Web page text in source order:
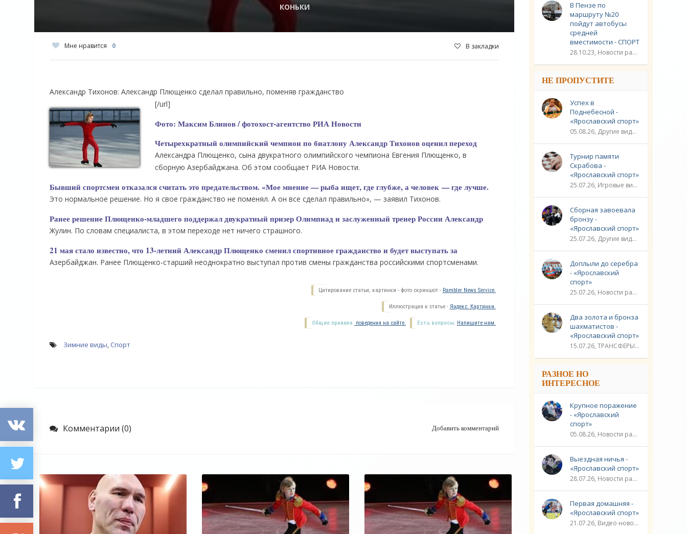
КОНЬКИ
Мне нравится 0 В закладки
Александр Тихонов: Александр Плющенко сделал правильно, поменяв гражданство
[/url]
Фото: Максим Блинов / фотохост-агентство РИА Новости
Четырехкратный олимпийский чемпион по биатлону Александр Тихонов оценил переход
Александра Плющенко, сына двукратного олимпийского чемпиона Евгения Плющенко, в
сборную Азербайджана. Об этом сообщает РИА Новости.
Бывший спортсмен отказался считать это предательством. «Мое мнение — рыба ищет, где глубже, а человек — где лучше.
Это нормальное решение. Но я свое гражданство не поменял. А он все сделал правильно», — заявил Тихонов.
Ранее решение Плющенко-младшего поддержал двукратный призер Олимпиад и заслуженный тренер России Александр
Жулин. По словам специалиста, в этом переходе нет ничего страшного.
21 мая стало известно, что 13-летний Александр Плющенко сменил спортивное гражданство и будет выступать за
Азербайджан. Ранее Плющенко-старший неоднократно выступал против смены гражданства российскими спортсменами.
Цитирование статьи, картинки - фото скриншот - Rambler News Service.
Иллюстрация к статье - Яндекс. Картинки.
Есть вопросы. Напишите нам.
Общие правила поведения на сайте.
Зимние виды, Спорт
Комментарии (0) Добавить комментарий
В Пензе по
маршруту №20
пойдут автобусы
средней
вместимости - СПОРТ
28.10.23, Новости разное / Другие виды спорта / Видео новости / Плавание / Спорт
НЕ ПРОПУСТИТЕ
Успех в
Поднебесной -
«Ярославский спорт»
05.08.26, Другие виды спорта / Шахматы / Новости разное / Спорт
Турнир памяти
Скрабова -
«Ярославский спорт»
25.07.26, Игровые виды спорта / Другие виды спорта / Плавание / ТРАНСФЕРЫ / Видео новости / Спорт
Сборная завоевала
бронзу -
«Ярославский спорт»
25.07.26, Другие виды спорта / Стрельба / Плавание / ЛИГА ЧЕМПИОНОВ / Спорт / Видео новости
Доплыли до серебра
- «Ярославский
спорт»
25.07.26, Новости разное / Гребля / Многоборье / Плавание / Другие виды спорта / Водные виды спорта / Видео новости / Спорт
Два золота и бронза
шахматистов -
«Ярославский спорт»
15.07.26, ТРАНСФЕРЫ / Новости разное / Другие виды спорта / Видео новости / Спорт
РАЗНОЕ НО
ИНТЕРЕСНОЕ
Крупное поражение
- «Ярославский
спорт»
05.08.26, Новости разное / Плавание / ФУТБОЛ / ЛИГА ЧЕМПИОНОВ / Видео новости / Игровые виды спорта / Спорт
Выездная ничья -
«Ярославский спорт»
28.07.26, Новости разное / ЛИГА ЧЕМПИОНОВ / ФУТБОЛ / Плавание / ГОЛЬФ / Игровые виды спорта / Видео новости / Спорт
Первая домашняя -
«Ярославский спорт»
21.07.26, Видео новости / ЛИГА ЧЕМПИОНОВ / ФУТБОЛ / Плавание / Новости разное / Игровые виды спорта / Спорт